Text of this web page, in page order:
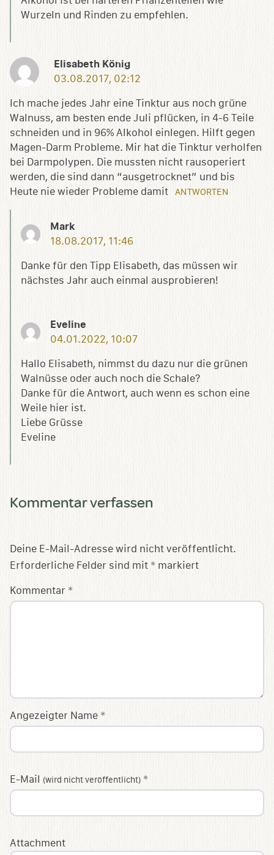
Wurzeln und Rinden zu empfehlen.
Elisabeth König
03.08.2017, 02:12
Ich mache jedes Jahr eine Tinktur aus noch grüne
Walnuss, am besten ende Juli pflücken, in 4-6 Teile
schneiden und in 96% Alkohol einlegen. Hilft gegen
Magen-Darm Probleme. Mir hat die Tinktur verholfen
bei Darmpolypen. Die mussten nicht rausoperiert
werden, die sind dann “ausgetrocknet” und bis
Heute nie wieder Probleme damit
ANTWORTEN
Mark
18.08.2017, 11:46
Danke für den Tipp Elisabeth, das müssen wir
nächstes Jahr auch einmal ausprobieren!
Eveline
04.01.2022, 10:07
Hallo Elisabeth, nimmst du dazu nur die grünen
Walnüsse oder auch noch die Schale?
Danke für die Antwort, auch wenn es schon eine
Weile hier ist.
Liebe Grüsse
Eveline
Kommentar verfassen
Deine E-Mail-Adresse wird nicht veröffentlicht.
Erforderliche Felder sind mit * markiert
Kommentar *
Angezeigter Name *
E-Mail (wird nicht veröffentlicht) *
Attachment